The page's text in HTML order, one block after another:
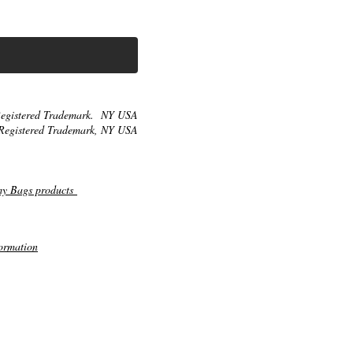
Trademark. NY USA
Trademark, NY USA
Bags products